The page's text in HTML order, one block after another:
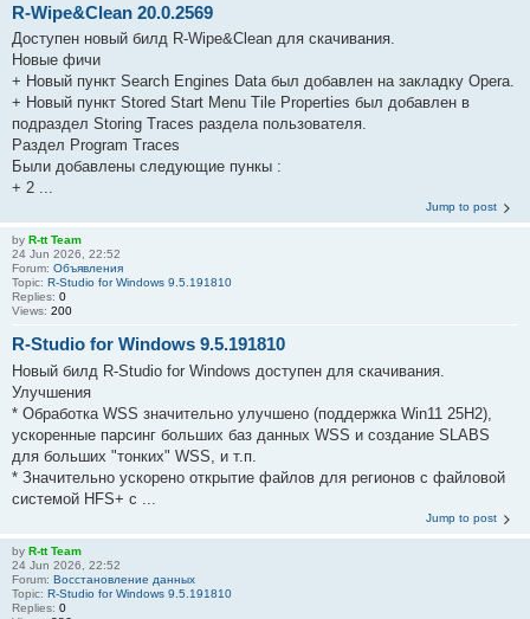
R-Wipe&Clean 20.0.2569
Доступен новый билд R-Wipe&Clean для скачивания.
Новые фичи
+ Новый пункт Search Engines Data был добавлен на закладку Opera.
+ Новый пункт Stored Start Menu Tile Properties был добавлен в
подраздел Storing Traces раздела пользователя.
Раздел Program Traces
Были добавлены следующие пункы :
+ 2 ...
Jump to post
by R-tt Team
24 Jun 2026, 22:52
Forum: Объявления
Topic: R-Studio for Windows 9.5.191810
Replies: 0
Views: 200
R-Studio for Windows 9.5.191810
Новый билд R-Studio for Windows доступен для скачивания.
Улучшения
* Обработка WSS значительно улучшено (поддержка Win11 25H2),
ускоренные парсинг больших баз данных WSS и создание SLABS
для больших "тонких" WSS, и т.п.
* Значительно ускорено открытие файлов для регионов с файловой
системой HFS+ с ...
Jump to post
by R-tt Team
24 Jun 2026, 22:52
Forum: Восстановление данных
Topic: R-Studio for Windows 9.5.191810
Replies: 0